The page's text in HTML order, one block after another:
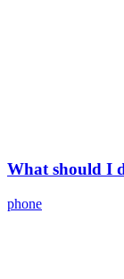
What should I
phone